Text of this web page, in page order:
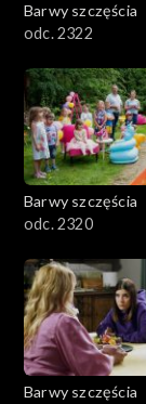
Barwy szczęścia
odc. 2322
Barwy szczęścia
odc. 2320
Barwy szczęścia